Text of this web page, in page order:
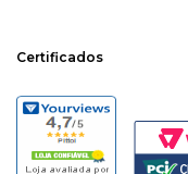
Certificados